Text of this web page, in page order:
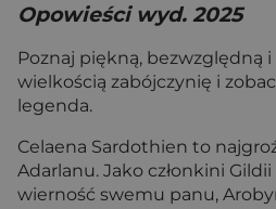
Opowieści wyd. 2025
Poznaj piękną, bezwzględną i
wielkością zabójczynię i
legenda.
Celaena Sardothien to
Adarlanu. Jako członkini
wierność swemu panu,